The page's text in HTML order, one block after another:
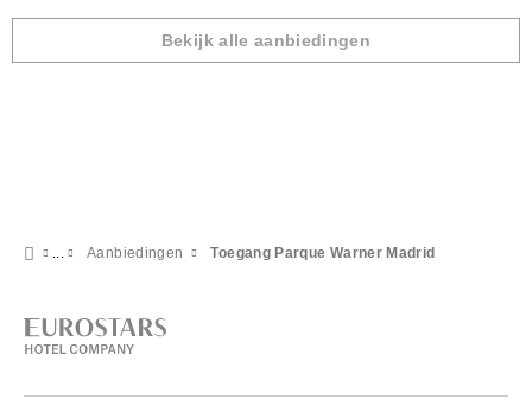
Bekijk alle aanbiedingen
Aanbiedingen Toegang Parque Warner Madrid